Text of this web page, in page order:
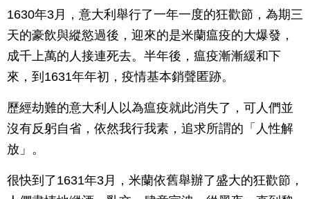
1630年3月，意大利舉行了一年一度的狂歡節，為期三
天的豪飲與縱慾過後，迎來的是米蘭瘟疫的大爆發，
成千上萬的人接連死去。半年後，瘟疫漸漸緩和下
來，到1631年年初，疫情基本銷聲匿跡。
歷經劫難的意大利人以為瘟疫就此消失了，可人們並
沒有反躬自省，依然我行我素，追求所謂的「人性解
放」。
很快到了1631年3月，米蘭依舊舉辦了盛大的狂歡節，